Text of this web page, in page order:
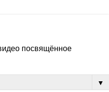
посвящённое
▼